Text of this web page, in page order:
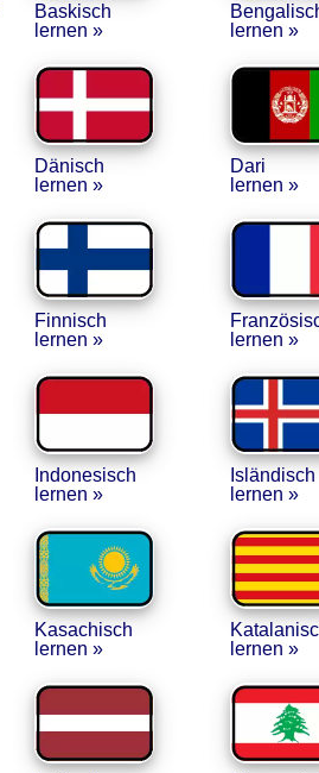
Baskisch
lernen »
lernen »
Dänisch
lernen »
Dari
lernen »
Finnisch
lernen »
lernen »
Indonesisch
lernen »
Isländisch
lernen »
Kasachisch
lernen »
lernen »